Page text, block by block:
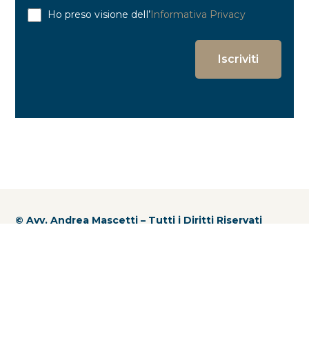
Ho preso visione dell’Informativa Privacy
© Avv. Andrea Mascetti – Tutti i Diritti Riservati